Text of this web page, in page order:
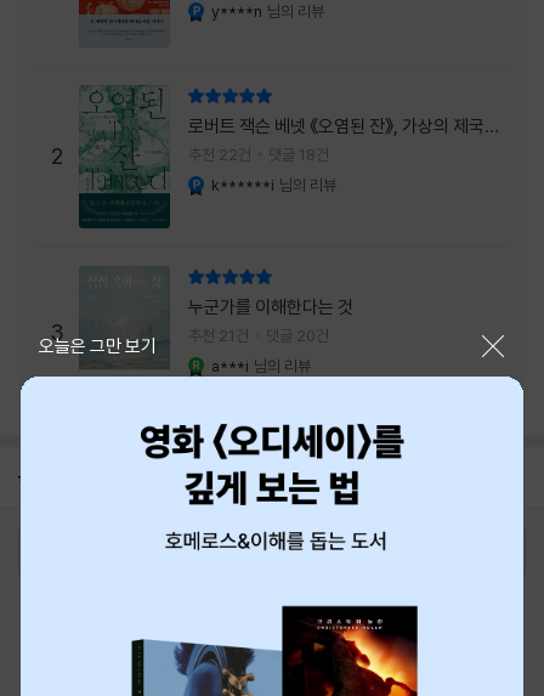
y****n 님의 리뷰
2
로버트 잭슨 베넷 《오염된 잔》, 가상의 제국이
주는 실감과 미스터리 사건의 치밀함이 이루어
내는 최상의 시너지...
추천 22건 댓글 18건
k******i 님의 리뷰
3
누군가를 이해한다는 것
추천 21건 댓글 20건
a***i 님의 리뷰
공지 8월 신용카드 무이자할부 안내
오늘은 그만 보기
최근 본 상품
티켓 1544-6399
중고샵 1566-4295
eBook 1:1문의/채팅상담
예스이십사(주) 사업자 정보